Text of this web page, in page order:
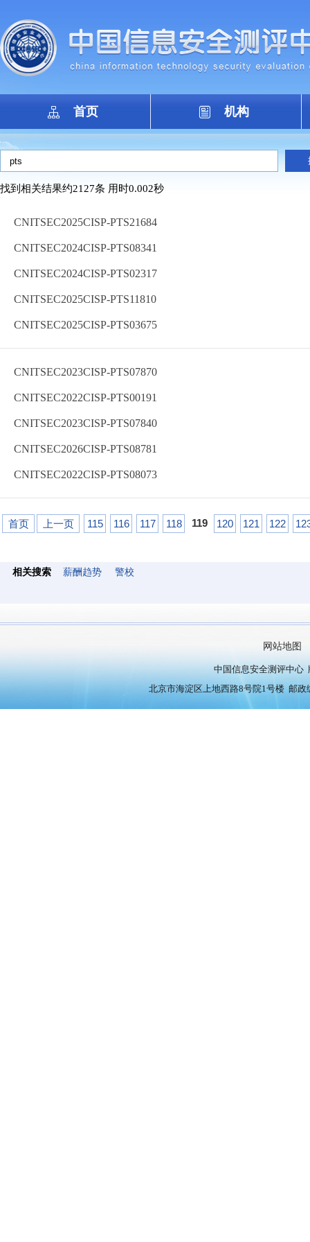
首页 机构
找到相关结果约2127条 用时0.002秒
CNITSEC2025CISP-PTS21684
CNITSEC2024CISP-PTS08341
CNITSEC2024CISP-PTS02317
CNITSEC2025CISP-PTS11810
CNITSEC2025CISP-PTS03675
CNITSEC2023CISP-PTS07870
CNITSEC2022CISP-PTS00191
CNITSEC2023CISP-PTS07840
CNITSEC2026CISP-PTS08781
CNITSEC2022CISP-PTS08073
首页 上一页 115 116 117 118 119 120 121 122
相关搜索 薪酬趋势 警校
网站地图
中国信息安全测评中心
北京市海淀区上地西路8号院1号楼 邮